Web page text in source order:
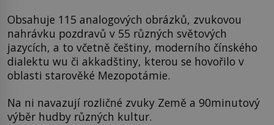
Obsahuje 115 analogových obrázků, zvukovou
nahrávku pozdravů v 55 různých světových
jazycích, a to včetně češtiny, moderního čínského
dialektu wu či akkadštiny, kterou se hovořilo v
oblasti starověké Mezopotámie.
Na ni navazují rozličné zvuky Země a 90minutový
výběr hudby různých kultur.